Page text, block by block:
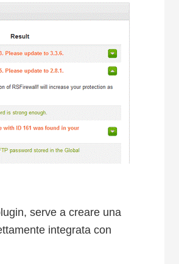
serve a creare una
integrata con